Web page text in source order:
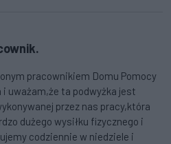
pracownikiem Domu Pomocy
uważam,że ta podwyżka jest
przez nas pracy,która
dużego wysiłku fizycznego i
codziennie w niedziele i